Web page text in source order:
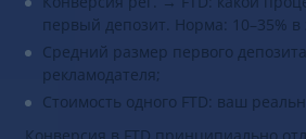
Конверсия рег. → FTD: какой
первый депозит. Норма: 10–35%
Средний размер первого
рекламодателя;
Стоимость одного FTD: ваш